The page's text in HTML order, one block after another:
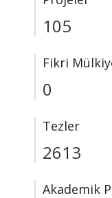
105
Fikri
0
Tezler
2613
Akademik